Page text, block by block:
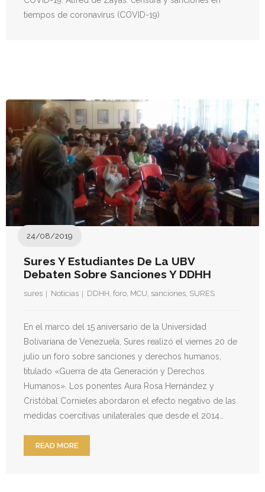
tiempos de coronavirus (COVID-19)
Sures Y Estudiantes De La UBV
Debaten Sobre Sanciones Y DDHH
24/08/2019
sures Noticias DDHH foro MCU sanciones SURES
En el marco del 15 aniversario de la Universidad
Bolivariana de Venezuela, Sures realizó el viernes 20 de
julio un foro sobre sanciones y derechos humanos,
titulado «Guerra de 4ta Generación y Derechos
Humanos». Los ponentes Aura Rosa Hernández y
Cristóbal Cornieles abordaron el efecto negativo de las
medidas coercitivas unilaterales que desde el 2014…
READ MORE